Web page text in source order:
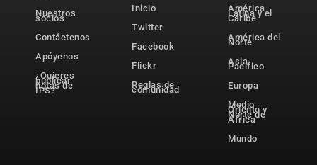
Nuestros
socios
Contáctenos
Apóyenos
¿Quieres
publicar
notas de
IPS?
Inicio
Twitter
Facebook
Flickr
Reglas de
comunidad
América
Latina y el
Caribe
América del
Norte
Asia-
Pacífico
Europa
Medio
Oriente y
Norte de
África
Mundo